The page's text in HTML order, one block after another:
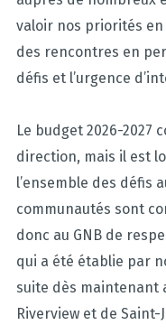
valoir nos priorités
des rencontres en
défis et l’urgence
Le budget 2026-2027
direction, mais il est
l’ensemble des défis
communautés sont
donc au GNB de
qui a été établie par
suite dès maintenant
Riverview et de Saint-